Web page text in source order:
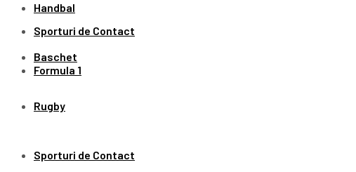
Sporturi de Contact
Formula 1
Handbal
Baschet
Rugby
Sporturi de Contact